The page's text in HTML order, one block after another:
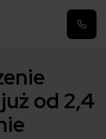
od 2,4